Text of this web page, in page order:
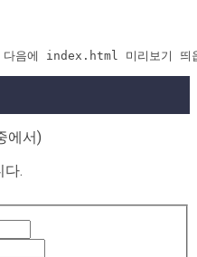
음에 index.html 미리보기 띄
에서)
다.